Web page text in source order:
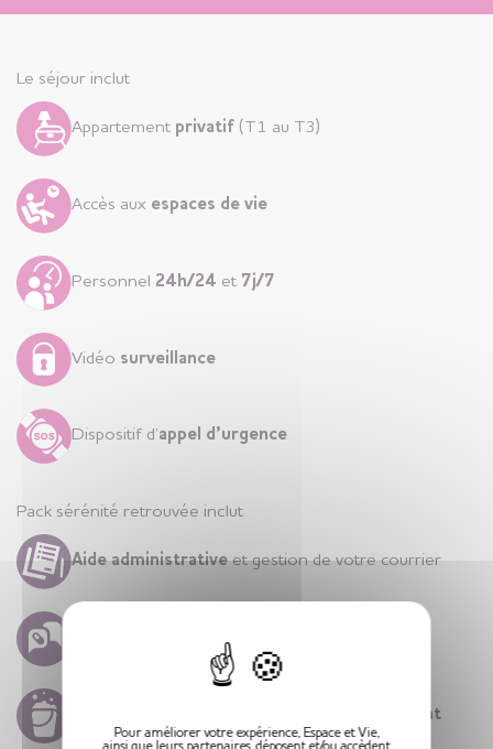
Le séjour inclut
Appartement privatif (T1 au T3)
Accès aux espaces de vie
Personnel 24h/24 et 7j/7
Vidéo surveillance
Dispositif d’appel d’urgence
Pack sérénité retrouvée inclut
Aide administrativeet gestion de votre courrier
Coordination paramédicale
appartement
Pour améliorer votre expérience, Espace et Vie,